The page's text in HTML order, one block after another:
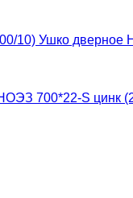
Ушко дверное